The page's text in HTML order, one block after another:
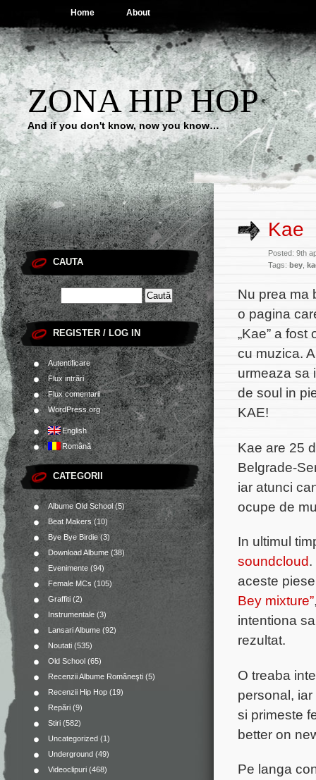
Home About
ZONA HIP HOP
And if you don't know, now you know…
CAUTA
REGISTER / LOG IN
Autentificare
Flux intrări
Flux comentarii
WordPress.org
English
Română
CATEGORII
Albume Old School(5)
Beat Makers(10)
Bye Bye Birdie(3)
Download Albume (38)
Evenimente (94)
Female MCs (105)
Graffiti (2)
Instrumentale (3)
Lansari Albume (92)
Noutati (535)
Old School (65)
Recenzii Albume Româneşti (5)
Recenzii Hip Hop (19)
Repări (9)
Stiri (582)
Uncategorized (1)
Underground (49)
Videoclipuri (468)
Kae
Posted: 9th
Tags: bey
Nu prea ma
o pagina
„Kae” a
cu muzica.
urmeaza sa
de soul in
KAE!
Kae are 25
Belgrade-
iar atunci
ocupe de
In ultimul
soundcloud.
aceste
Bey mixture”
intentiona
rezultat.
O treaba
personal,
si primeste
better on
Pe langa